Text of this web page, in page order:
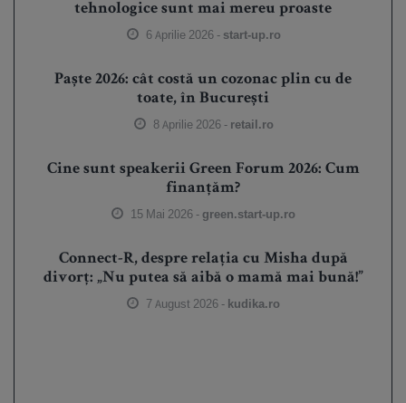
tehnologice sunt mai mereu proaste
6 Aprilie 2026 - start-up.ro
Paște 2026: cât costă un cozonac plin cu de
toate, în București
8 Aprilie 2026 - retail.ro
Cine sunt speakerii Green Forum 2026: Cum
finanțăm?
15 Mai 2026 - green.start-up.ro
Connect-R, despre relația cu Misha după
divorț: „Nu putea să aibă o mamă mai bună!”
7 August 2026 - kudika.ro